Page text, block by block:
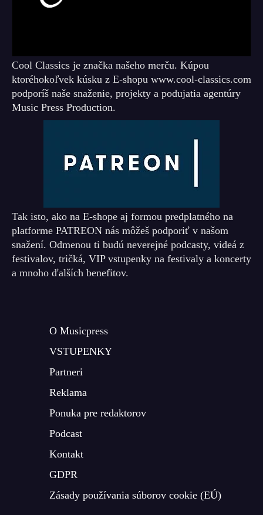
Cool Classics je značka našeho merču. Kúpou
ktoréhokoľvek kúsku z E-shopu www.cool-classics.com
podporíš naše snaženie, projekty a podujatia agentúry
Music Press Production.
Tak isto, ako na E-shope aj formou predplatného na
platforme PATREON nás môžeš podporiť v našom
snažení. Odmenou ti budú neverejné podcasty, videá z
festivalov, tričká, VIP vstupenky na festivaly a koncerty
a mnoho ďalších benefitov.
O Musicpress
VSTUPENKY
Partneri
Reklama
Ponuka pre redaktorov
Podcast
Kontakt
GDPR
Zásady používania súborov cookie (EÚ)